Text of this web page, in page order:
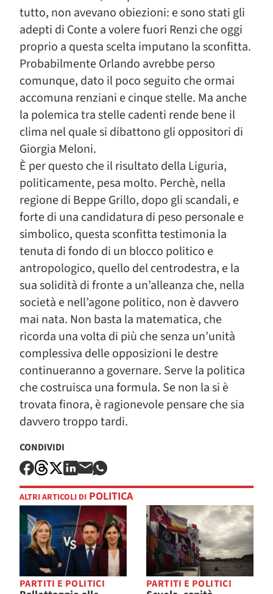
tutto, non avevano obiezioni: e sono stati gli
adepti di Conte a volere fuori Renzi che oggi
proprio a questa scelta imputano la sconfitta.
Probabilmente Orlando avrebbe perso
comunque, dato il poco seguito che ormai
accomuna renziani e cinque stelle. Ma anche
la polemica tra stelle cadenti rende bene il
clima nel quale si dibattono gli oppositori di
Giorgia Meloni.
È per questo che il risultato della Liguria,
politicamente, pesa molto. Perchè, nella
regione di Beppe Grillo, dopo gli scandali, e
forte di una candidatura di peso personale e
simbolico, questa sconfitta testimonia la
tenuta di fondo di un blocco politico e
antropologico, quello del centrodestra, e la
sua solidità di fronte a un’alleanza che, nella
società e nell’agone politico, non è davvero
mai nata. Non basta la matematica, che
ricorda una volta di più che senza un’unità
complessiva delle opposizioni le destre
continueranno a governare. Serve la politica
che costruisca una formula. Se non la si è
trovata finora, è ragionevole pensare che sia
davvero troppo tardi.
CONDIVIDI
ALTRI ARTICOLI DI POLITICA
PARTITI E POLITICI PARTITI E POLITICI